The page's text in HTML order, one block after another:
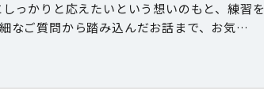
っかりと応えたいという想いのもと、練習を
なご質問から踏み込んだお話まで、お気…